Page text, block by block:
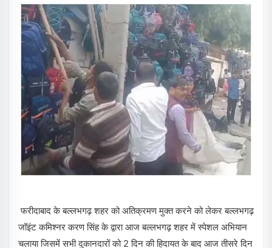
फरीदाबाद के बल्लभगढ़ शहर को अतिक्रमण मुक्त करने को लेकर बल्लभगढ़
जॉइंट कमिश्नर करण सिंह के द्वारा आज बल्लभगढ़ शहर में स्पेशल अभियान
चलाया जिसमें सभी दुकानदारों को 2 दिन की हिदायत के बाद आज तीसरे दिन